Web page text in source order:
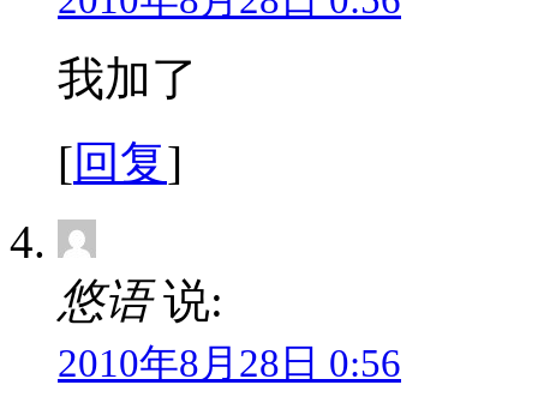
我加了
[回复]
悠语说:
2010年8月28日 0:56